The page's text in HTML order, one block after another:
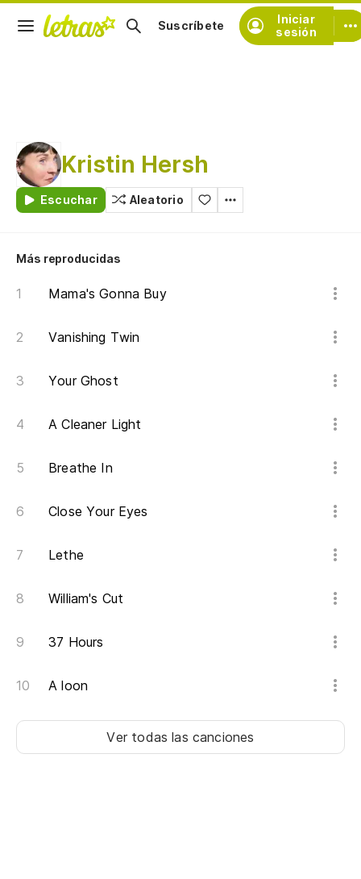
Iniciar
sesión
Suscríbete
Kristin Hersh
Escuchar Aleatorio
Más reproducidas
Mama's Gonna Buy
Vanishing Twin
Your Ghost
A Cleaner Light
Breathe In
Close Your Eyes
Lethe
William's Cut
37 Hours
A loon
Ver todas las canciones